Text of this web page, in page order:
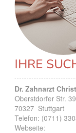
IHRE
Dr. Zahnarzt
Oberstdorfer Str. 39
70327 Stuttgart
Telefon: (0711)
Webseite: